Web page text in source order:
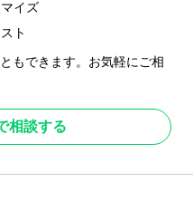
イズ
ト
もできます。お気軽にご相
相談する